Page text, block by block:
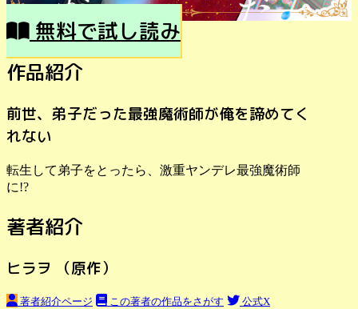
無料で試し読み
作品紹介
前世、弟子だった最強魔術師が俺を諦めてく
れない
転生して弟子をとったら、激重ヤンデレ最強魔術師
に!?
著者紹介
ヒラヲ （原作）
著者紹介ページ この著者の作品をさがす 公式X